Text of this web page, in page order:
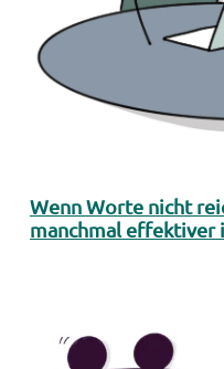
Wenn Worte nicht
manchmal effektiver